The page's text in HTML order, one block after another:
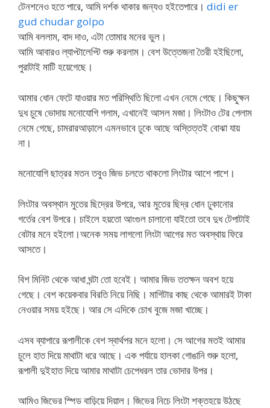
টেনশনেও হতে পারে, আমি দর্শক থাকার জন্যও হইতেপারে। didi er
gud chudar golpo
আমি বললাম, বাদ দাও, এটা তোমার মনের ভুল।
আমি আবারও ল্যাপ্টালেপ্টি শুরু করলাম। বেশ উত্তেজনা তৈরী হইছিলো,
পুরাটাই মাটি হয়েগেছে।
আমার ধোন ফেটে যাওয়ার মত পরিস্থিতি ছিলো এখন নেমে গেছে। কিছুক্ষন
দুধ চুষে ভোদায় মনোযোগি গলাম, এখানেই আসল মজা। লিংটাও টের পেলাম
নেমে গেছে, চামরারআড়ালে এমনভাবে ঢুকে আছে অস্তিত্তই বোঝা যায়
না।
মনোযোগি ছাত্রর মতন তবুও জিভ চলতে থাকলো লিংটার আশে পাশে।
লিংটার অবস্থান মুতের ছিদ্রের উপরে, আর মুতের ছিদ্র ধোন ঢুকানোর
গর্তের বেশ উপরে। চাইলে হয়তো আংগুল চালানো যাইতো তবে দুধ টেপাটাই
বেটার মনে হইলো।অনেক সময় লাগলো লিংটা আগের মত অবস্থায় ফিরে
আসতে।
বিশ মিনিট থেকে আধা ঘন্টা তো হবেই। আমার জিভ ততক্ষন অবশ হয়ে
গেছে। বেশ কয়েকবার বিরতি নিয়ে নিছি। মাগিটার কাছ থেকে আমারই টাকা
নেওয়ার সময় হইছে। আর সে এদিকে চোখ বুজে মজা খাচ্ছে।
এসব ব্যাপারে রূপালীকে বেশ স্বার্থপর মনে হলো। সে আগের মতই আমার
চুলে হাত দিয়ে মাথাটা ধরে আছে। এক পর্যায়ে হালকা গোঙানি শুরু হলো,
রূপালী দুইহাত দিয়ে আমার মাথাটা চেপেধরল তার ভোদার উপর।
আমিও জিভের স্পিড বাড়িয়ে দিয়াল। জিভের নিচে লিংটা শক্তহয়ে উঠছে